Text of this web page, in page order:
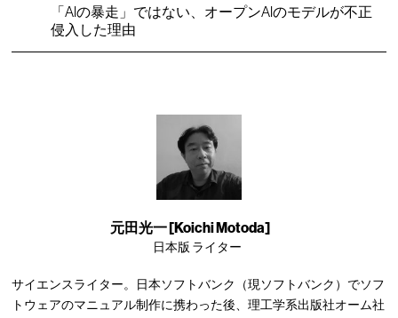
「AIの暴走」ではない、オープンAIのモデルが不正
侵入した理由
元田光一 [Koichi Motoda]
日本版 ライター
サイエンスライター。日本ソフトバンク（現ソフトバンク）でソフ
トウェアのマニュアル制作に携わった後、理工学系出版社オーム社